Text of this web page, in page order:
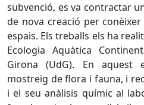
subvenció, es va contractar
de nova creació per
espais. Els treballs els ha
Ecologia Aquàtica
Girona (UdG). En aquest
mostreig de flora i fauna, i
i el seu anàlisis químic al